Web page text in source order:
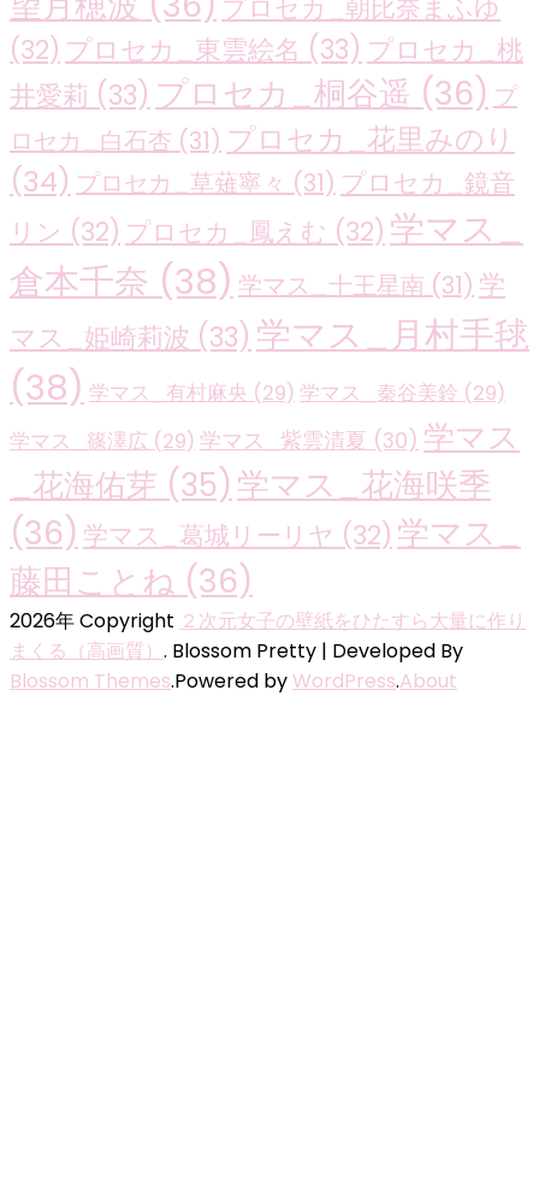
プロセカ_朝比奈まふゆ
(32) プロセカ_東雲絵名 (33) プロセカ_桃
井愛莉 (33) プロセカ_桐谷遥 (36) プ
ロセカ_白石杏 (31) プロセカ_花里みのり
(34) プロセカ_草薙寧々 (31) プロセカ_鏡音
リン (32) プロセカ_鳳えむ (32) 学マス_
倉本千奈 (38) 学マス_十王星南 (31) 学
マス_姫崎莉波 (33) 学マス_月村手毬
(38) 学マス_有村麻央 (29) 学マス_秦谷美鈴 (29)
学マス_篠澤広 (29) 学マス_紫雲清夏 (30) 学マス
_花海佑芽 (35) 学マス_花海咲季
(36) 学マス_葛城リーリヤ (32) 学マス_
藤田ことね (36)
2026年 Copyright ２次元女子の壁紙をひたすら大量に作り
まくる（高画質） . Blossom Pretty | Developed By
Blossom Themes.Powered byWordPress.About